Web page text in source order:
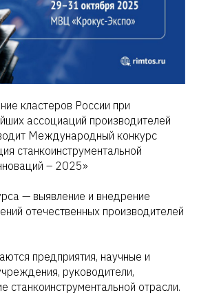
кластеров России при
ассоциаций производителей
Международный конкурс
станкоинструментальной
– 2025»
— выявление и внедрение
отечественных производителей
предприятия, научные и
руководители,
станкоинструментальной отрасли.